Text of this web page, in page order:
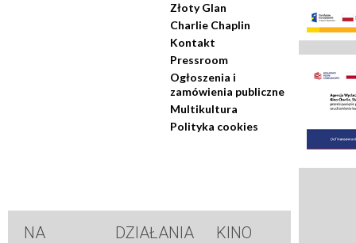
Złoty Glan
Charlie Chaplin
Kontakt
Pressroom
Ogłoszenia i
zamówienia publiczne
Multikultura
Polityka cookies
NA
DZIAŁANIA KINO